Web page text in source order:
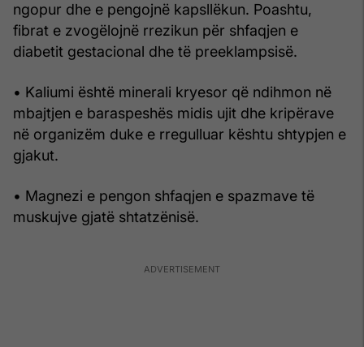
ngopur dhe e pengojnë kapsllëkun. Poashtu,
fibrat e zvogëlojnë rrezikun për shfaqjen e
diabetit gestacional dhe të preeklampsisë.
• Kaliumi është minerali kryesor që ndihmon në
mbajtjen e baraspeshës midis ujit dhe kripërave
në organizëm duke e rregulluar kështu shtypjen e
gjakut.
• Magnezi e pengon shfaqjen e spazmave të
muskujve gjatë shtatzënisë.